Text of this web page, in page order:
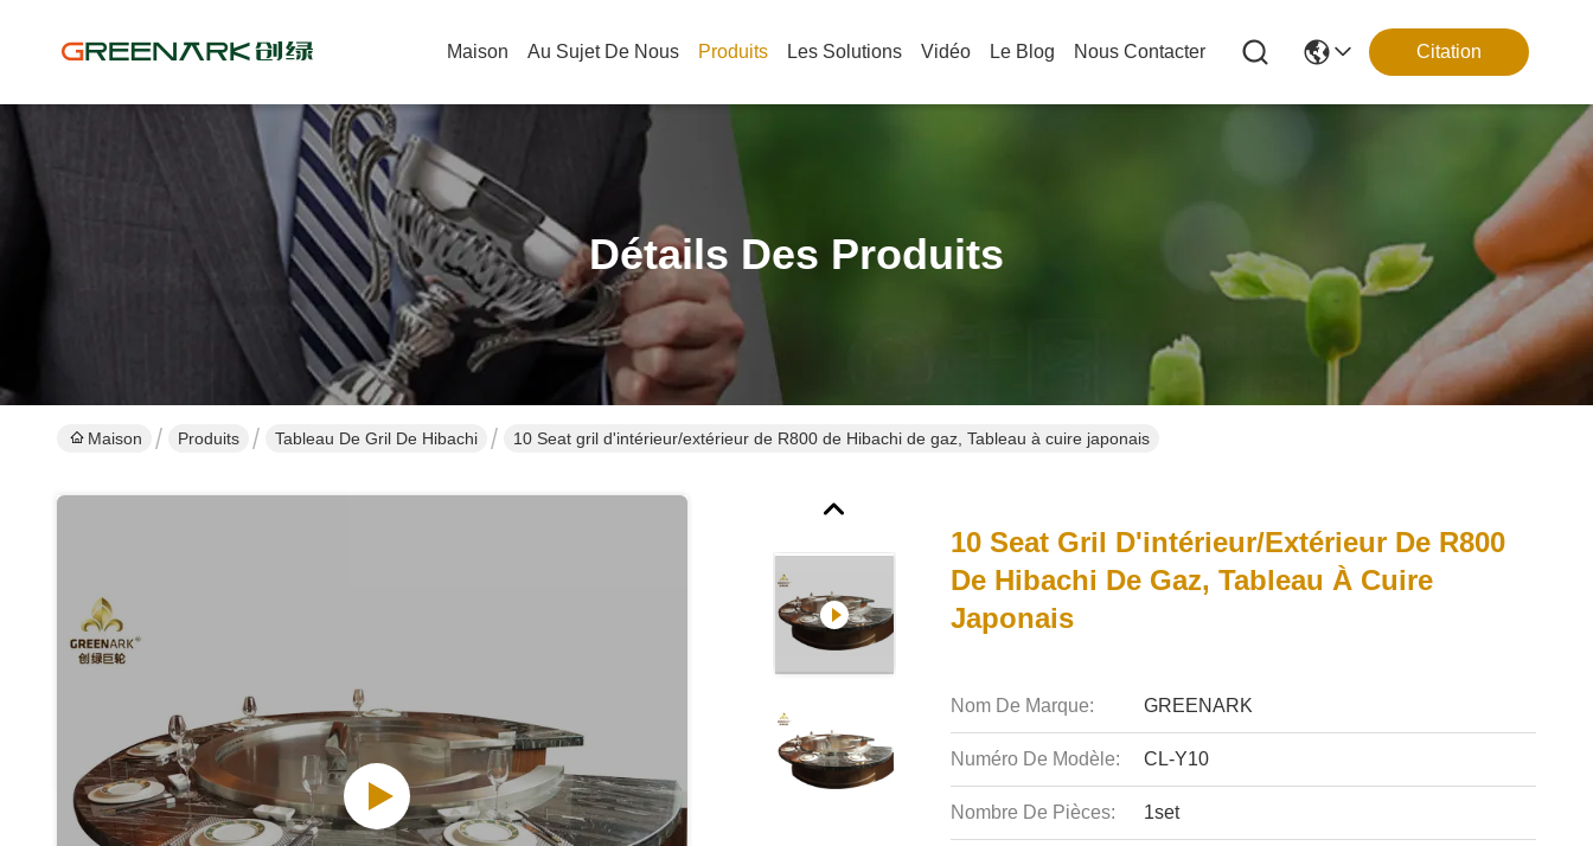
Maison Au Sujet De Nous Produits Les Solutions Vidéo Le Blog Nous Contacter Citation
Détails Des Produits
Maison Produits Tableau De Gril De Hibachi 10 Seat gril d'intérieur/extérieur de R800 de Hibachi de gaz, Tableau à cuire japonais
10 Seat Gril D'intérieur/extérieur De R800
De Hibachi De Gaz, Tableau À Cuire
Japonais
Nom De Marque: GREENARK
Numéro De Modèle: CL-Y10
Nombre De Pièces: 1set